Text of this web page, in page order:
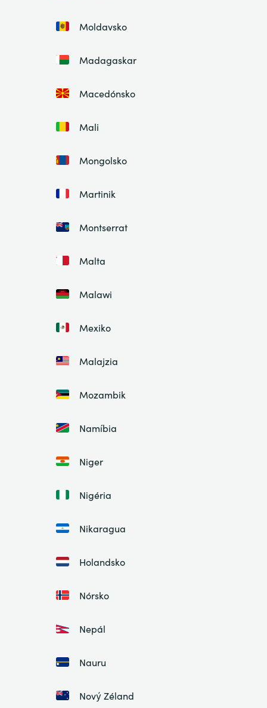
Moldavsko
Madagaskar
Macedónsko
Mali
Mongolsko
Martinik
Montserrat
Malta
Malawi
Mexiko
Malajzia
Mozambik
Namíbia
Niger
Nigéria
Nikaragua
Holandsko
Nórsko
Nepál
Nauru
Nový Zéland